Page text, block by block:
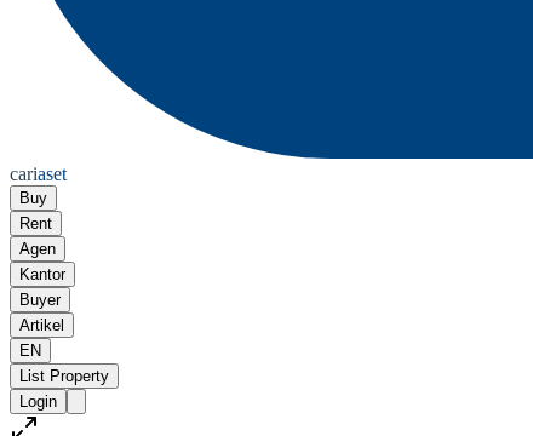
cariaset
Buy
Rent
Agen
Kantor
Buyer
Artikel
EN
List Property
Login